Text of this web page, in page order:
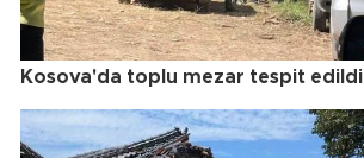
Kosova'da toplu mezar tespit edildi